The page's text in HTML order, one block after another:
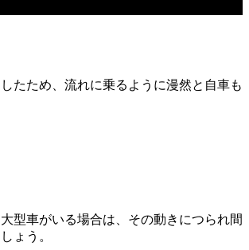
たため、流れに乗るように漫然と自車も
型車がいる場合は、その動きにつられ間
ょう。